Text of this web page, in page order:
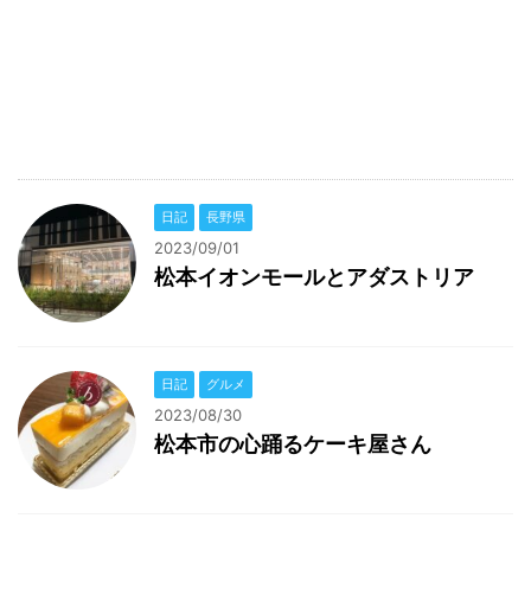
日記 長野県
2023/09/01
松本イオンモールとアダストリア
日記 グルメ
2023/08/30
松本市の心踊るケーキ屋さん